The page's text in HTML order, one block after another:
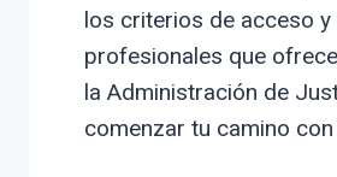
los criterios de acceso
profesionales que
la Administración de
comenzar tu camino